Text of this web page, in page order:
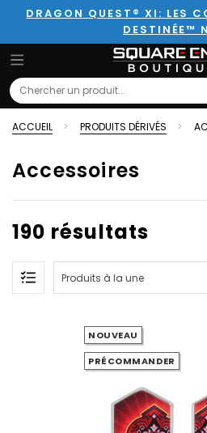
DRAGON QUEST® XI: LES
DESTINÉE™
Search
ACCUEIL PRODUITS DÉRIVÉS
Accessoires
190 résultats
NOUVEAU
PRÉCOMMANDER